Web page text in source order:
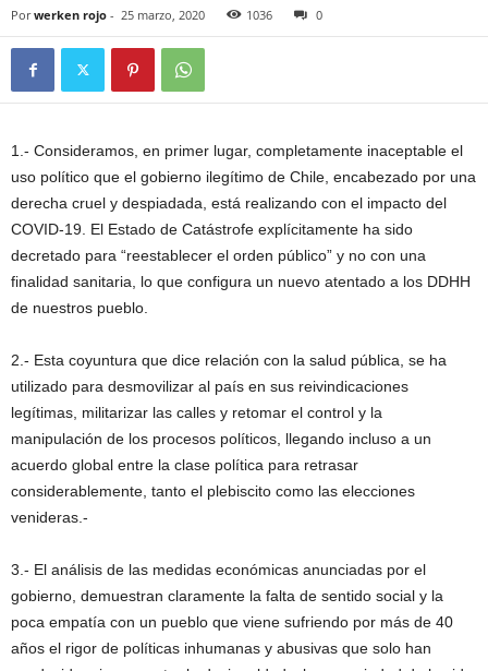
Por werken rojo - 25 marzo, 2020 1036 0
1.- Consideramos, en primer lugar, completamente inaceptable el
uso político que el gobierno ilegítimo de Chile, encabezado por una
derecha cruel y despiadada, está realizando con el impacto del
COVID-19. El Estado de Catástrofe explícitamente ha sido
decretado para “reestablecer el orden público” y no con una
finalidad sanitaria, lo que configura un nuevo atentado a los DDHH
de nuestros pueblo.
2.- Esta coyuntura que dice relación con la salud pública, se ha
utilizado para desmovilizar al país en sus reivindicaciones
legítimas, militarizar las calles y retomar el control y la
manipulación de los procesos políticos, llegando incluso a un
acuerdo global entre la clase política para retrasar
considerablemente, tanto el plebiscito como las elecciones
venideras.-
3.- El análisis de las medidas económicas anunciadas por el
gobierno, demuestran claramente la falta de sentido social y la
poca empatía con un pueblo que viene sufriendo por más de 40
años el rigor de políticas inhumanas y abusivas que solo han